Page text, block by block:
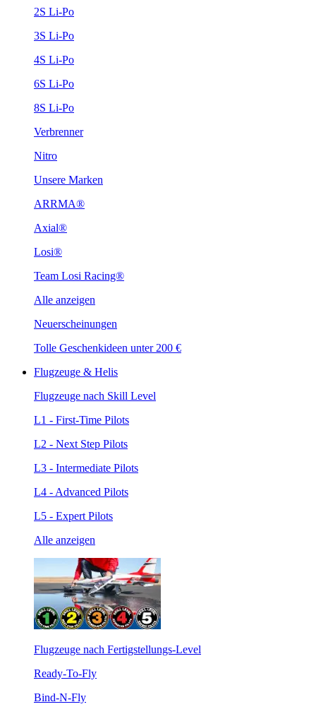
2S Li-Po
3S Li-Po
4S Li-Po
6S Li-Po
8S Li-Po
Verbrenner
Nitro
Unsere Marken
ARRMA®
Axial®
Losi®
Team Losi Racing®
Alle anzeigen
Neuerscheinungen
Tolle Geschenkideen unter 200 €
Flugzeuge & Helis
Flugzeuge nach Skill Level
L1 - First-Time Pilots
L2 - Next Step Pilots
L3 - Intermediate Pilots
L4 - Advanced Pilots
L5 - Expert Pilots
Alle anzeigen
Flugzeuge nach Fertigstellungs-Level
Ready-To-Fly
Bind-N-Fly